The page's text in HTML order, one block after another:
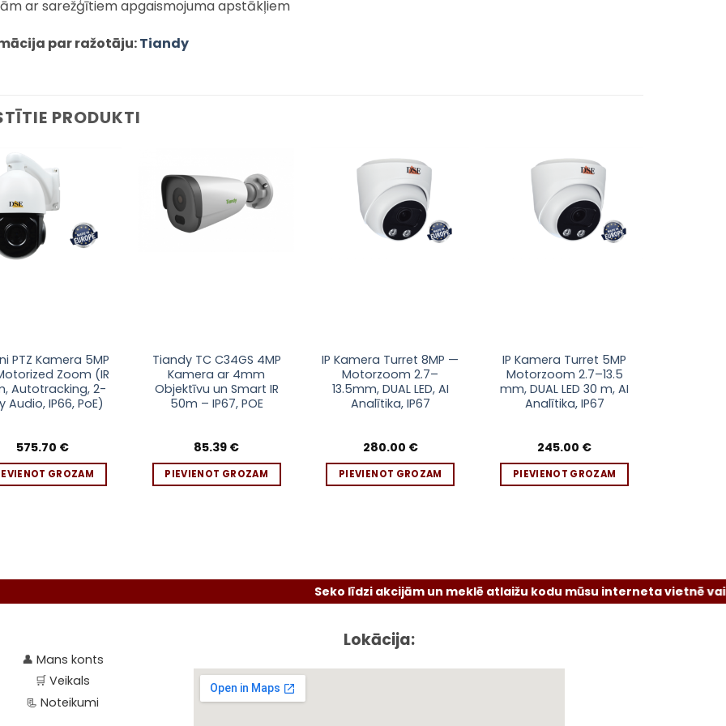
ar sarežģītiem apgaismojuma apstākļiem
par ražotāju:Tiandy
PRODUKTI
sarakstam
PTZ Kamera 5MP
Zoom (IR
Autotracking, 2-
Audio, IP66, PoE)
575.70 €
GROZAM
Pievienot
sarakstam
Tiandy TC C34GS 4MP
Kamera ar 4mm
Objektīvu un Smart IR
50m – IP67, POE
85.39 €
PIEVIENOT GROZAM
Pievienot
sarakstam
IP Kamera Turret 8MP —
Motorzoom 2.7–
13.5mm, DUAL LED, AI
Analītika, IP67
280.00 €
PIEVIENOT GROZAM
Pievienot
sarakstam
IP Kamera Turret 5MP
Motorzoom 2.7–13.5
mm, DUAL LED 30 m, AI
Analītika, IP67
245.00 €
PIEVIENOT GROZAM
Seko līdzi akcijām un meklē atlaižu kodu mūsu interneta vietnē vai
👤 Mans konts
🛒Veikals
📃Noteikumi
Lokācija: